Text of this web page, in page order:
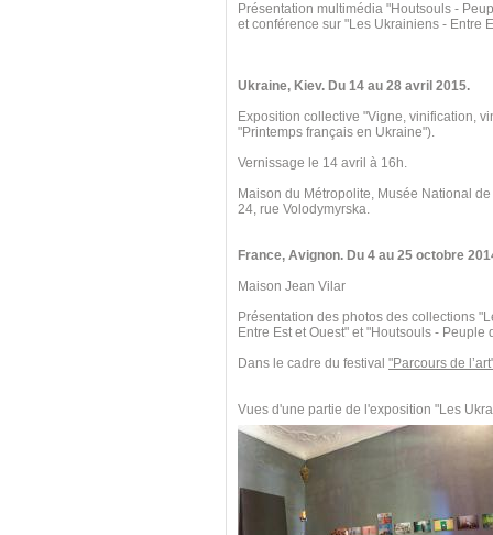
Présentation multimédia "Houtsouls -
et conférence sur "Les Ukrainiens - Entre
Ukraine, Kiev. Du 14 au 28 avril 2015.
Exposition collective "Vigne, vinification,
"Printemps français en Ukraine").
Vernissage le 14 avril à 16h.
Maison du Métropolite, Musée National
24, rue Volodymyrska.
France, Avignon. Du 4 au 25 octobre
Maison Jean Vilar
Présentation des photos des collections
Entre Est et Ouest" et "Houtsouls - Peuple
Dans le cadre du festival "Parcours de
Vues d'une partie de l'exposition "Les